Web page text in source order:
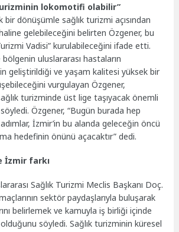
lokomotifi olabilir”
bir dönüşümle sağlık turizmi açısından
gelebileceğini belirten Özgener, bu
Vadisi” kurulabileceğini ifade etti.
uluslararası hastaların
geliştirildiği ve yaşam kalitesi yüksek bir
vurgulayan Özgener,
turizminde üst lige taşıyacak önemli
Özgener, “Bugün burada hep
İzmir’in bu alanda geleceğin öncü
hedefinin önünü açacaktır” dedi.
İzmir farkı
Sağlık Turizmi Meclis Başkanı Doç.
sektör paydaşlarıyla buluşarak
belirlemek ve kamuyla iş birliği içinde
söyledi. Sağlık turizminin küresel